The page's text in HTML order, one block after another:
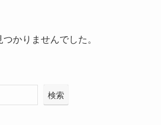
かりませんでした。
検索